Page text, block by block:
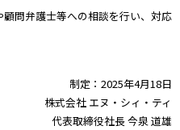
問弁護士等への相談を行い、対応
制定：2025年4月18日
株式会社 エヌ・シィ・ティ
代表取締役社長 今泉 道雄